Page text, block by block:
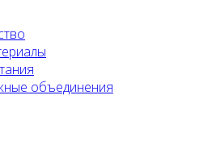
объединения